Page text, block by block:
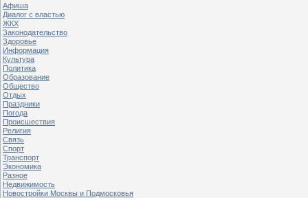
Афиша
Диалог с властью
ЖКХ
Законодательство
Здоровье
Информация
Культура
Политика
Образование
Общество
Отдых
Праздники
Погода
Происшествия
Религия
Связь
Спорт
Транспорт
Экономика
Разное
Недвижимость
Новостройки Москвы и Подмосковья